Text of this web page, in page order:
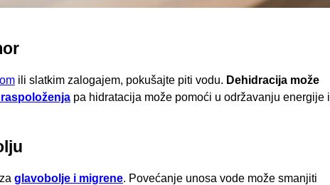
ili slatkim zalogajem, pokušajte piti vodu. Dehidracija može
pa hidratacija može pomoći u održavanju energije i
glavobolje i migrene. Povećanje unosa vode može smanjiti